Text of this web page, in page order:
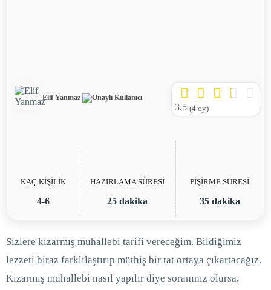
Elif Yanmaz
3.5 (4 oy)
KAÇ KİŞİLİK
4-6
HAZIRLAMA SÜRESİ
25 dakika
PİŞİRME SÜRESİ
35 dakika
Sizlere kızarmış muhallebi tarifi vereceğim. Bildiğimiz
lezzeti biraz farklılaştırıp müthiş bir tat ortaya çıkartacağız.
Kızarmış muhallebi nasıl yapılır diye soranınız olursa,